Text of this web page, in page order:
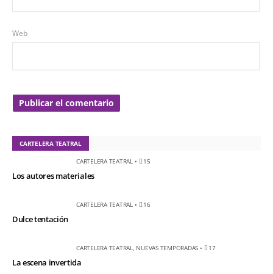
Web
CARTELERA TEATRAL
CARTELERA TEATRAL • 15
Los autores materiales
CARTELERA TEATRAL • 16
Dulce tentación
CARTELERA TEATRAL NUEVAS TEMPORADAS • 17
La escena invertida